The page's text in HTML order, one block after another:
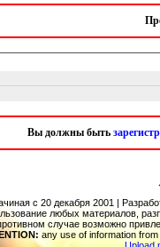
Вы должны быть
с 20 декабря 2001 |
любых материалов,
случае возможно
any use of information